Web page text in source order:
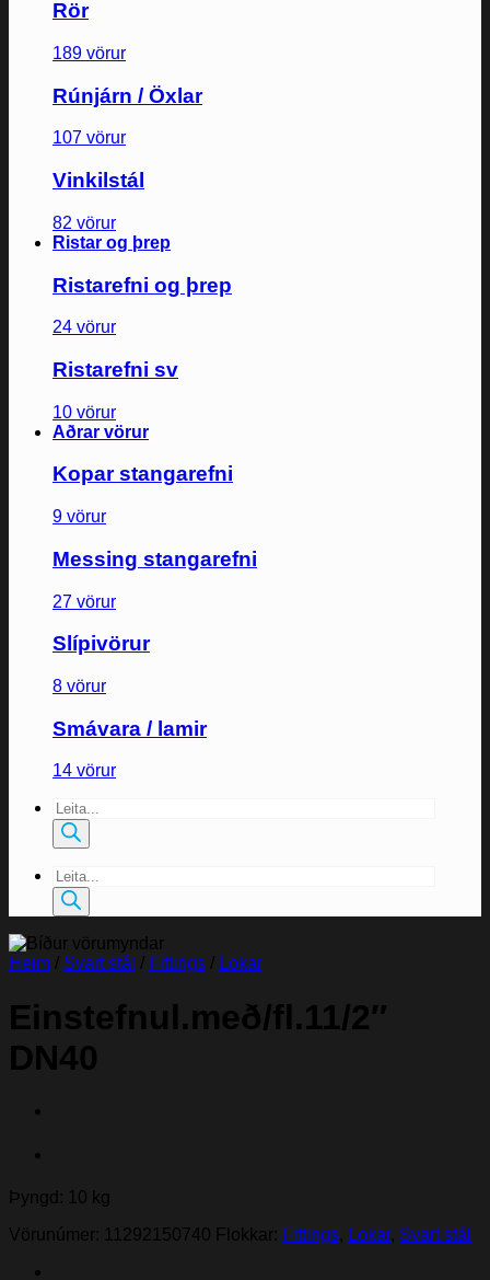
Rör
189 vörur
Rúnjárn / Öxlar
107 vörur
Vinkilstál
82 vörur
Ristar og þrep
Ristarefni og þrep
24 vörur
Ristarefni sv
10 vörur
Aðrar vörur
Kopar stangarefni
9 vörur
Messing stangarefni
27 vörur
Slípivörur
8 vörur
Smávara / lamir
14 vörur
Products
search
Products
search
Heim / Svart stál / Fittings / Lokar
Einstefnul.með/fl.11/2″
DN40
Þyngd: 10 kg
Vörunúmer: 11292150740 Flokkar: Fittings, Lokar, Svart stál